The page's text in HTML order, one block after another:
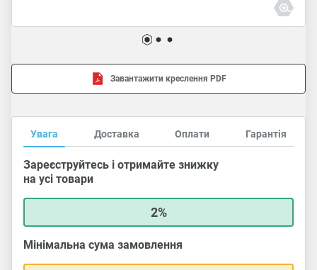
Завантажити креслення PDF
Увага Доставка Оплати Гарантія
Зареєструйтесь і отримайте знижку
на усі товари
2%
Мінімальна сума замовлення